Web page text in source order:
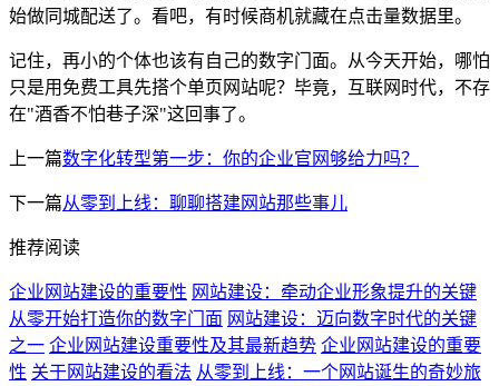
始做同城配送了。看吧，有时候商机就藏在点击量数据里。
记住，再小的个体也该有自己的数字门面。从今天开始，哪怕
只是用免费工具先搭个单页网站呢？毕竟，互联网时代，不存
在"酒香不怕巷子深"这回事了。
上一篇数字化转型第一步：你的企业官网够给力吗？
下一篇从零到上线：聊聊搭建网站那些事儿
推荐阅读
企业网站建设的重要性 网站建设：牵动企业形象提升的关键
从零开始打造你的数字门面 网站建设：迈向数字时代的关键
之一 企业网站建设重要性及其最新趋势 企业网站建设的重要
性 关于网站建设的看法 从零到上线：一个网站诞生的奇妙旅